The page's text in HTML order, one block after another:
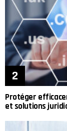
Protéger
et solutions